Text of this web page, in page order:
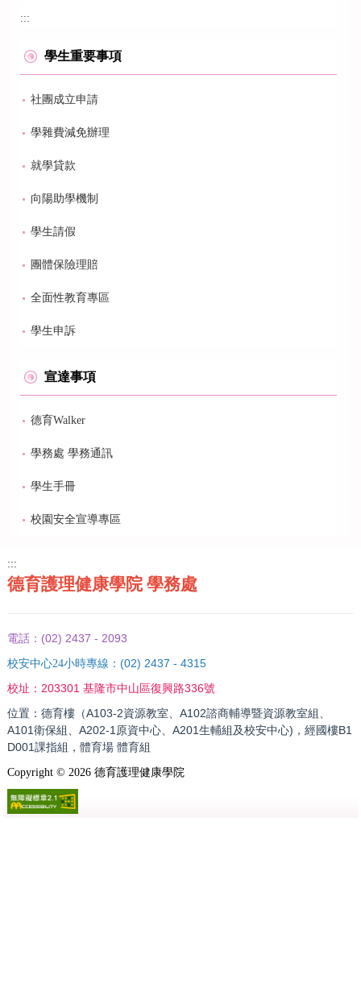
:::
學生重要事項
社團成立申請
學雜費減免辦理
就學貸款
向陽助學機制
學生請假
團體保險理賠
全面性教育專區
學生申訴
宣達事項
德育Walker
學務處 學務通訊
學生手冊
校園安全宣導專區
:::
德育護理健康學院 學務處
電話： (02) 2437 - 2093
校安中心24小時專線： (02) 2437 - 4315
校址： 203301 基隆市中山區復興路336號
位置：德育樓（A103-2資源教室、A102諮商輔導暨資源教室組、
A101衛保組、A202-1原資中心、A201生輔組及校安中心)，經國樓B1
D001課指組，體育場 體育組
Copyright © 2026德育護理健康學院